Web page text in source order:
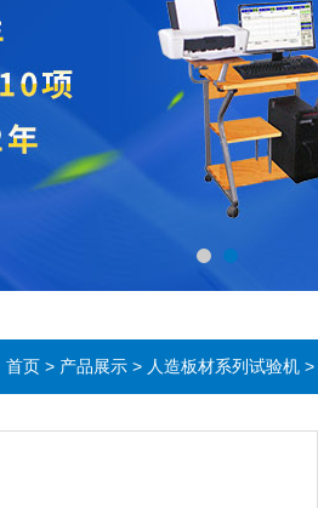
首页 > 产品展示 > 人造板材系列试验机 >